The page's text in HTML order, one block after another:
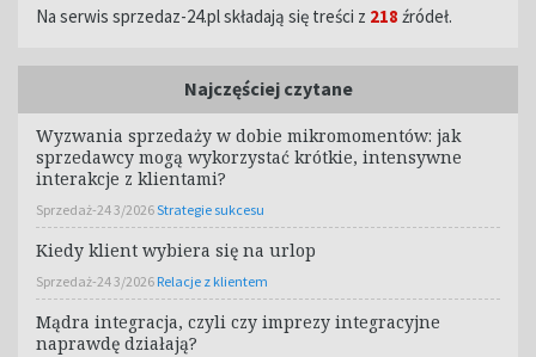
Na serwis sprzedaz-24.pl składają się treści z 218 źródeł.
Najczęściej czytane
Wyzwania sprzedaży w dobie mikromomentów: jak
sprzedawcy mogą wykorzystać krótkie, intensywne
interakcje z klientami?
Sprzedaż-24 3/2026Strategie sukcesu
Kiedy klient wybiera się na urlop
Sprzedaż-24 3/2026 Relacje z klientem
Mądra integracja, czyli czy imprezy integracyjne
naprawdę działają?